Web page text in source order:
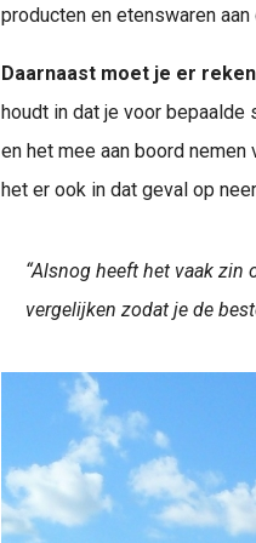
producten en etenswaren
Daarnaast moet je er
houdt in dat je voor
en het mee aan boord
het er ook in dat geval op
“Alsnog heeft het vaak
vergelijken zodat je de